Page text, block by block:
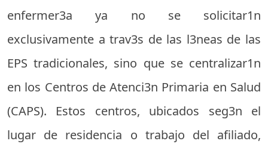
enfermer3a ya no se solicitar1n
exclusivamente a trav3s de las l3neas de las
EPS tradicionales, sino que se centralizar1n
en los Centros de Atenci3n Primaria en Salud
(CAPS). Estos centros, ubicados seg3n el
lugar de residencia o trabajo del afiliado,